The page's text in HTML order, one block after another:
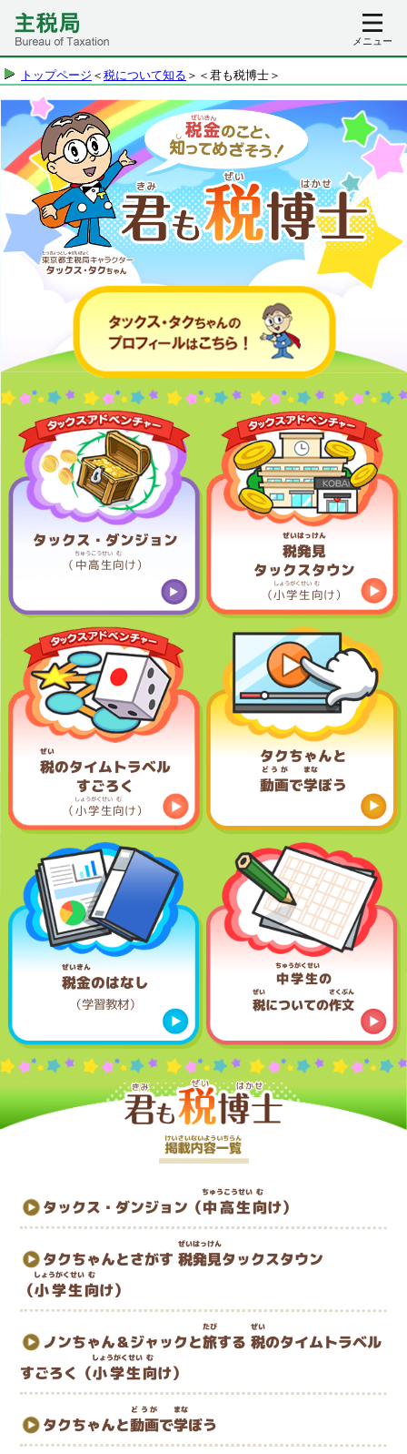
メニュー
トップページ ＜ 税について知る ＞＜君も税博士＞
タックス・ダンジョン
（ 中高生
ちゅうこうせい
向
む
け）
税発見
ぜいはっけん
タックスタウン
（小学生
しょうがくせい
向
む
け）
税
ぜい
のタイムトラベル
すごろく
（小学生
しょうがくせい
向
む
け）
タクちゃんと
動画
どうが
で学
まな
ぼう
税金
ぜいきん
のはなし
（学習教材）
中学生
ちゅうがくせい
の
税
ぜい
についての作文
さくぶん
タックス・ダンジョン（中高生
ちゅうこうせい
向
む
け）
タクちゃんとさがす税発見
ぜいはっけん
タックスタウン
（小学生
しょうがくせい
向
む
け）
ノンちゃん＆ジャックと旅
たび
する税
ぜい
のタイムトラベル
すごろく（小学生
しょうがくせい
向
む
け）
タクちゃんと動画
どうが
で学
まな
ぼう